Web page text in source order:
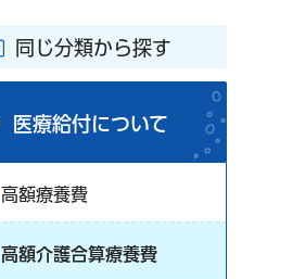
同じ分類から探す
医療給付について
高額療養費
高額介護合算療養費